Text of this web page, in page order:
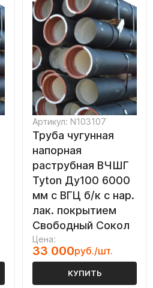
Артикул: N103107
Труба чугунная
напорная
раструбная ВЧШГ
Tyton Ду100 6000
мм с ВГЦ б/к с нар.
лак. покрытием
Свободный Сокол
Цена:
33 000руб./шт.
КУПИТЬ